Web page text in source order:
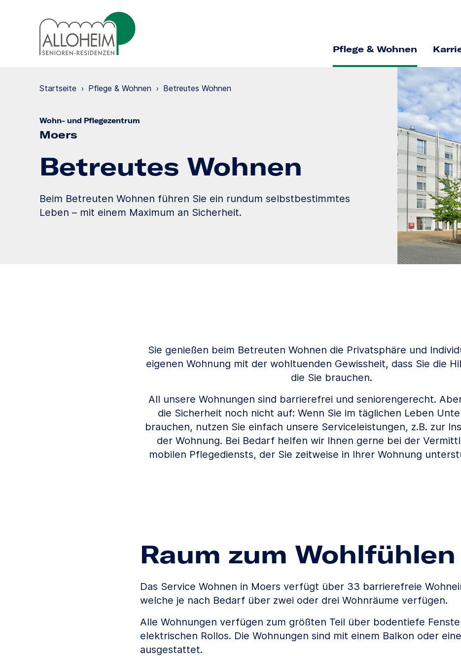
Pflege & Wohnen
Startseite › Pflege & Wohnen › Betreutes Wohnen
Wohn- und Pflegezentrum
Moers
Betreutes Wohnen
Beim Betreuten Wohnen führen Sie ein rundum selbstbestimmtes
Leben – mit einem Maximum an Sicherheit.
Sie genießen beim Betreuten Wohnen die Privatsphäre und
eigenen Wohnung mit der wohltuenden Gewissheit, dass Sie die
die Sie brauchen.
All unsere Wohnungen sind barrierefrei und seniorengerecht.
die Sicherheit noch nicht auf: Wenn Sie im täglichen Leben
brauchen, nutzen Sie einfach unsere Serviceleistungen, z.B. zur
der Wohnung. Bei Bedarf helfen wir Ihnen gerne bei der
mobilen Pflegediensts, der Sie zeitweise in Ihrer Wohnung
Raum zum Wohlfühlen
Das Service Wohnen in Moers verfügt über 33 barrierefreie
welche je nach Bedarf über zwei oder drei Wohnräume verfügen.
Alle Wohnungen verfügen zum größten Teil über bodentiefe
elektrischen Rollos. Die Wohnungen sind mit einem Balkon oder
ausgestattet.